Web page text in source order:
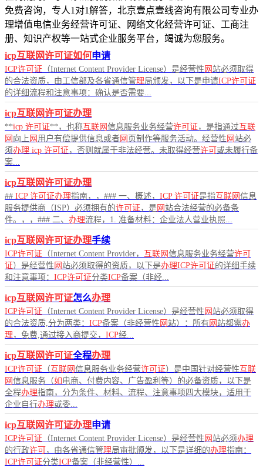
免费咨询，专人1对1解答，北京壹点壹线咨询有限公司专业办
理增值电信业务经营许可证、网络文化经营许可证、工商注
册、知识产权等一站式企业服务平台，竭诚为您服务。
icp互联网许可证如何申请
ICP许可证 （Internet Content Provider License）是经营性 网站必须取得
的合法资质，由工信部及各省通信管理局颁发，以下是申请ICP许可证
的详细流程和注意事项：确认是否需要...
icp互联网许可证办理
**icp 许可证**，也称互联网信息服务业务经营许可证，是指通过互联
网 向上 网 用户有偿提供信息或者网 页制作等服务活动。经营性 网站必
须办理 icp 许可证，否则就属于非法经营。未取得经营许可或未履行备
案...
icp互联网许可证办理
## ICP 许可证办理指南，，### 一、概述， ICP 许可证是指互联网信息
服务提供商（ISP）必须拥有的许可证，是网站合法经营的必备条
件。，，### 二、 办理流程，1. 准备材料：企业法人营业执照...
icp互联网许可证办理手续
ICP许可证 （Internet Content Provider， 互联网信息服务业务经营许可
证）是经营性 网站必须取得的资质，以下是办理ICP许可证的详细手续
和注意事项： ICP许可证分类ICP备案（非经...
icp互联网许可证怎么办理
ICP许可证 （Internet Content Provider License）是经营性 网站必须取得
的合法资质,分为两类： ICP备案（非经营性 网站）：所有 网站都需办
理 ，免费,通过接入商提交， ICP经...
icp互联网许可证全程办理
ICP许可证 （互联网信息服务业务经营许可证）是中国针对经营性互联
网信息服务（如电商、付费内容、广告盈利等）的必备资质，以下是
全程办理指南，分为条件、材料、流程、注意事项四大模块，适用于
企业自行办理或委...
icp互联网许可证办理申请
ICP许可证 （Internet Content Provider License）是经营性 网站必须办理
的行政许可，由各省通信管理局审批颁发，以下是详细的办理指南：
ICP许可证分类ICP备案（非经营性）...